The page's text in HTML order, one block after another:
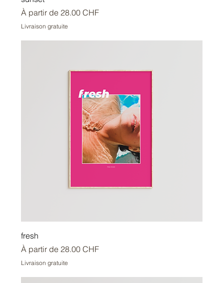
À partir de 28.00 CHF
Prix promotionnel
Livraison gratuite
fresh
À partir de 28.00 CHF
Prix promotionnel
Livraison gratuite